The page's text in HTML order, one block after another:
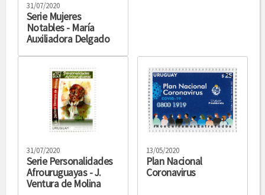
31/07/2020
Serie Mujeres
Notables - María
Auxiliadora Delgado
31/07/2020
Serie Personalidades
Afrouruguayas - J.
Ventura de Molina
13/05/2020
Plan Nacional
Coronavirus